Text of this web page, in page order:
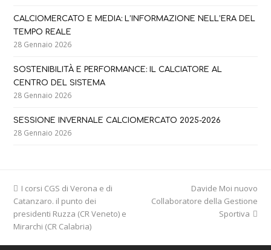
CALCIOMERCATO E MEDIA: L’INFORMAZIONE NELL’ERA DEL
TEMPO REALE
28 Gennaio 2026
SOSTENIBILITÀ E PERFORMANCE: IL CALCIATORE AL
CENTRO DEL SISTEMA
28 Gennaio 2026
SESSIONE INVERNALE CALCIOMERCATO 2025-2026
28 Gennaio 2026
previous
post:
I corsi CGS di Verona e di
Catanzaro. il punto dei
presidenti Ruzza (CR Veneto) e
Mirarchi (CR Calabria)
next
post:
Davide Moi nuovo
Collaboratore della Gestione
Sportiva